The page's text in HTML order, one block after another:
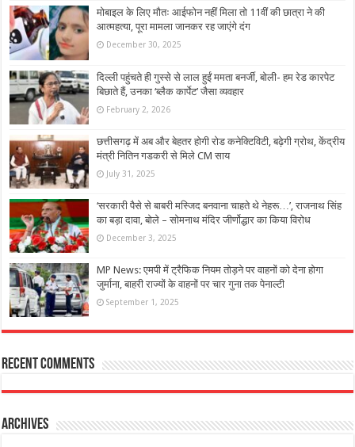
मोबाइल के लिए मौतः आईफोन नहीं मिला तो 11वीं की छात्रा ने की
आत्महत्या, पूरा मामला जानकर रह जाएंगे दंग
December 30, 2025
दिल्ली पहुंचते ही गुस्से से लाल हुईं ममता बनर्जी, बोली- हम रेड कारपेट
बिछाते हैं, उनका ‘ब्लैक कार्पेट’ जैसा व्यवहार
February 2, 2026
छत्तीसगढ़ में अब और बेहतर होगी रोड कनेक्टिविटी, बढ़ेगी ग्रोथ, केंद्रीय
मंत्री नितिन गडकरी से मिले CM साय
July 31, 2025
‘सरकारी पैसे से बाबरी मस्जिद बनवाना चाहते थे नेहरू…’, राजनाथ सिंह
का बड़ा दावा, बोले – सोमनाथ मंदिर जीर्णोद्धार का किया विरोध
December 3, 2025
MP News: एमपी में ट्रैफिक नियम तोड़ने पर वाहनों को देना होगा
जुर्माना, बाहरी राज्यों के वाहनों पर चार गुना तक पेनाल्टी
September 1, 2025
Recent Comments
Archives